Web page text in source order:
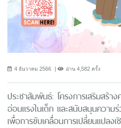
4 ธันวาคม 2566 อ่าน 4,582 ครั้ง
ประชาสัมพันธ์: โครงการเสริมสร้า
อ่อนแรงในเด็ก และสนับสนุนควา
เพื่อการขับเคลื่อนการเปลี่ยนแปลงเ